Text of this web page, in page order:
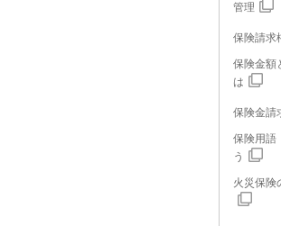
管理
保険請求
保険金額
は
保険金請
保険用語
う
火災保険